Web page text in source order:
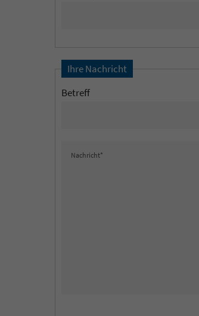
Ihre Nachricht
Betreff